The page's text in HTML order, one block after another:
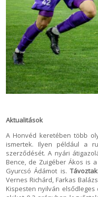
Aktualitások
A Honvéd keretében több
ismertek. Ilyen például a
szerződését. A nyári
Bence, de Zuigéber Ákos is
Gyurcsó Ádámot is.
Vernes Richárd, Farkas
Kispesten nyilván